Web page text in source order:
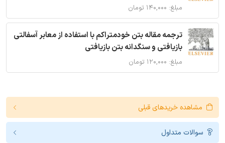
مبلغ: ۱۴۰,۰۰۰ تومان
ترجمه مقاله بتن خودمتراکم با استفاده از معابر آسفالتی
بازیافتی و سنگدانه بتن بازیافتی
مبلغ: ۱۲۰,۰۰۰ تومان
مشاهده خریدهای قبلی
سوالات متداول